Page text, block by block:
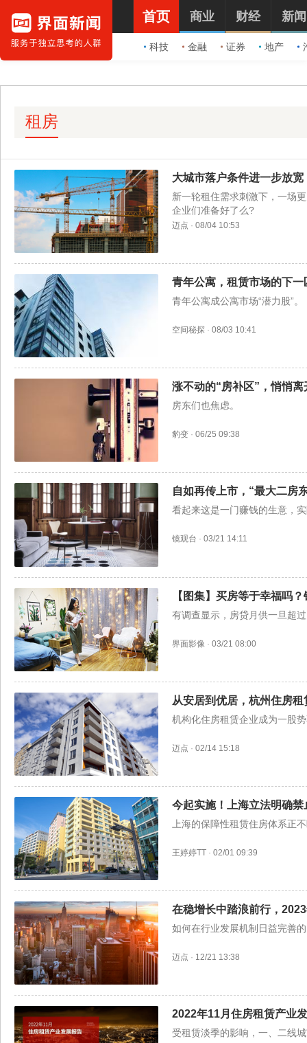
首页
科技 金融 证券 地产
商业 财经 新闻
租房
大城市落户条件进一步放
新一轮租住需求刺激下，一场
企业们准备好了么?
迈点 · 08/04 10:53
青年公寓，租赁市场的下一
青年公寓成公寓市场“潜力股”。
空间秘探 · 08/03 10:41
涨不动的“房补区”，悄悄
房东们也焦虑。
豹变 · 06/25 09:38
自如再传上市，“最大二房
看起来这是一门赚钱的生意，
镜观台 · 03/21 14:11
【图集】买房等于幸福吗
有调查显示，房贷月供一旦超
界面影像 · 03/21 08:00
从安居到优居，杭州住房
机构化住房租赁企业成为一股
迈点 · 02/14 15:18
今起实施！上海立法明确
上海的保障性租赁住房体系正
王婷婷TT · 02/01 09:39
在稳增长中踏浪前行，
如何在行业发展机制日益完善
迈点 · 12/21 13:38
2022年11月住房租赁产业
受租赁淡季的影响，一、二线